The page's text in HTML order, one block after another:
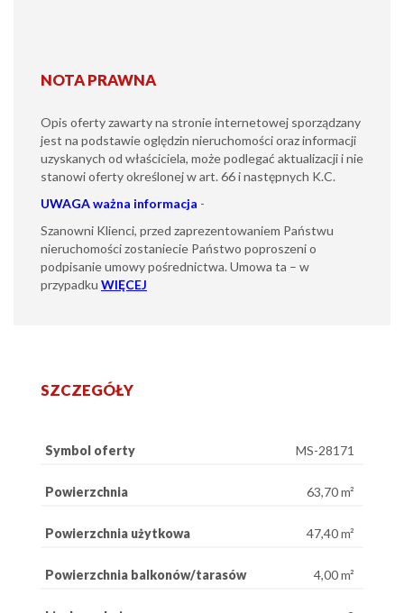
NOTA PRAWNA
Opis oferty zawarty na stronie internetowej sporządzany
jest na podstawie oględzin nieruchomości oraz informacji
uzyskanych od właściciela, może podlegać aktualizacji i nie
stanowi oferty określonej w art. 66 i następnych K.C.
UWAGAważna informacja -
Szanowni Klienci, przed zaprezentowaniem Państwu
nieruchomości zostaniecie Państwo poproszeni o
podpisanie umowy pośrednictwa. Umowa ta – w
przypadku WIĘCEJ
SZCZEGÓŁY
Symbol oferty MS-28171
Powierzchnia 63,70 m²
Powierzchnia użytkowa 47,40 m²
Powierzchnia balkonów/tarasów 4,00 m²